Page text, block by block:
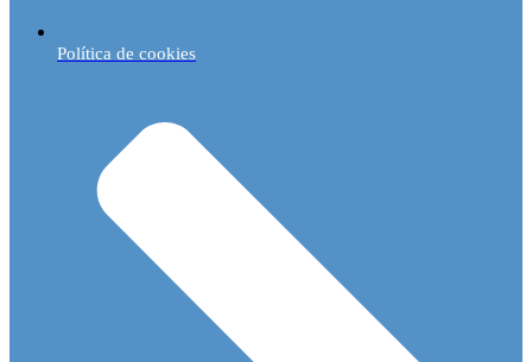
Política de cookies